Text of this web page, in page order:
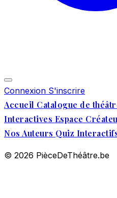
Connexion S'inscrire
Accueil Catalogue de
Interactives Espace
Nos Auteurs Quiz
© 2026 PièceDeThéâtre.be